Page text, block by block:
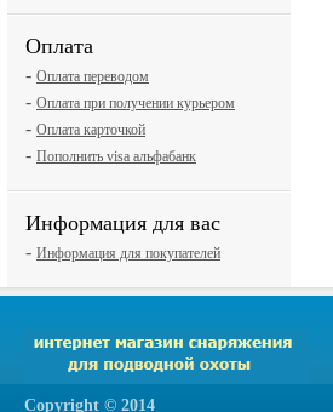
Оплата
- Оплата переводом
- Оплата при получении курьером
- Оплата карточкой
- Пополнить visa альфабанк
Информация для вас
- Информация для покупателей
Сopyright © 2014